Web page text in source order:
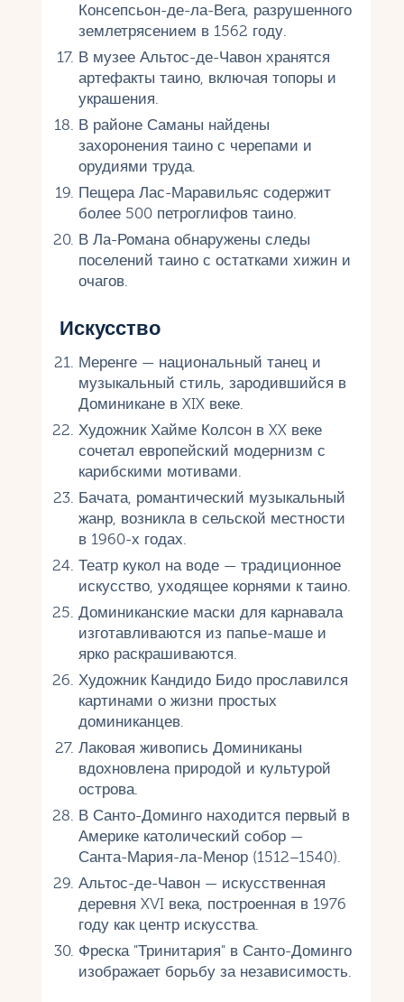
Консепсьон-де-ла-Вега, разрушенного
землетрясением в 1562 году.
В музее Альтос-де-Чавон хранятся
артефакты таино, включая топоры и
украшения.
В районе Саманы найдены
захоронения таино с черепами и
орудиями труда.
Пещера Лас-Маравильяс содержит
более 500 петроглифов таино.
В Ла-Романа обнаружены следы
поселений таино с остатками хижин и
очагов.
Искусство
Меренге — национальный танец и
музыкальный стиль, зародившийся в
Доминикане в XIX веке.
Художник Хайме Колсон в XX веке
сочетал европейский модернизм с
карибскими мотивами.
Бачата, романтический музыкальный
жанр, возникла в сельской местности
в 1960-х годах.
Театр кукол на воде — традиционное
искусство, уходящее корнями к таино.
Доминиканские маски для карнавала
изготавливаются из папье-маше и
ярко раскрашиваются.
Художник Кандидо Бидо прославился
картинами о жизни простых
доминиканцев.
Лаковая живопись Доминиканы
вдохновлена природой и культурой
острова.
В Санто-Доминго находится первый в
Америке католический собор —
Санта-Мария-ла-Менор (1512–1540).
Альтос-де-Чавон — искусственная
деревня XVI века, построенная в 1976
году как центр искусства.
Фреска "Тринитария" в Санто-Доминго
изображает борьбу за независимость.